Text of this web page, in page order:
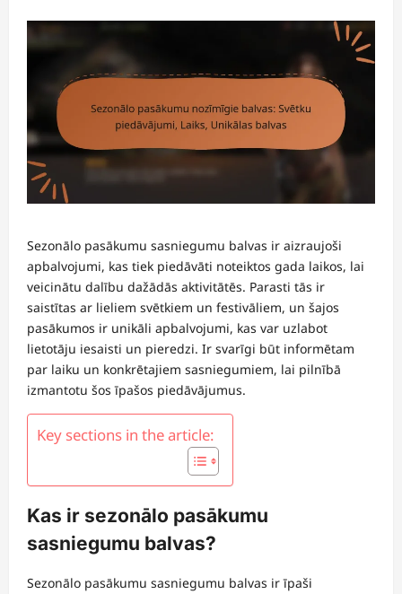
Sezonālo pasākumu sasniegumu balvas ir aizraujoši
apbalvojumi, kas tiek piedāvāti noteiktos gada laikos, lai
veicinātu dalību dažādās aktivitātēs. Parasti tās ir
saistītas ar lieliem svētkiem un festivāliem, un šajos
pasākumos ir unikāli apbalvojumi, kas var uzlabot
lietotāju iesaisti un pieredzi. Ir svarīgi būt informētam
par laiku un konkrētajiem sasniegumiem, lai pilnībā
izmantotu šos īpašos piedāvājumus.
Key sections in the article:
Kas ir sezonālo pasākumu
sasniegumu balvas?
Sezonālo pasākumu sasniegumu balvas ir īpaši